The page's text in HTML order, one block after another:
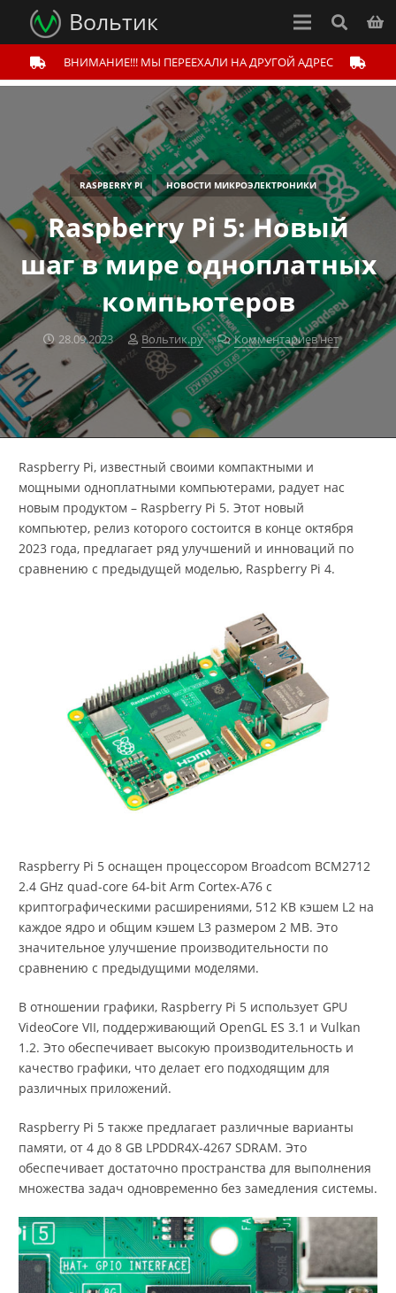
Вольтик
ВНИМАНИЕ!!! МЫ ПЕРЕЕХАЛИ НА ДРУГОЙ АДРЕС
Raspberry Pi 5: Новый
шаг в мире одноплатных
компьютеров
28.09.2023 Вольтик.ру
RASPBERRY PI НОВОСТИ МИКРОЭЛЕКТРОНИКИ
Комментариев нет
Raspberry Pi, известный своими компактными и
мощными одноплатными компьютерами, радует нас
новым продуктом – Raspberry Pi 5. Этот новый
компьютер, релиз которого состоится в конце октября
2023 года, предлагает ряд улучшений и инноваций по
сравнению с предыдущей моделью, Raspberry Pi 4.
Raspberry Pi 5 оснащен процессором Broadcom BCM2712
2.4 GHz quad-core 64-bit Arm Cortex-A76 с
криптографическими расширениями, 512 KB кэшем L2 на
каждое ядро и общим кэшем L3 размером 2 MB. Это
значительное улучшение производительности по
сравнению с предыдущими моделями.
В отношении графики, Raspberry Pi 5 использует GPU
VideoCore VII, поддерживающий OpenGL ES 3.1 и Vulkan
1.2. Это обеспечивает высокую производительность и
качество графики, что делает его подходящим для
различных приложений.
Raspberry Pi 5 также предлагает различные варианты
памяти, от 4 до 8 GB LPDDR4X-4267 SDRAM. Это
обеспечивает достаточно пространства для выполнения
множества задач одновременно без замедления системы.